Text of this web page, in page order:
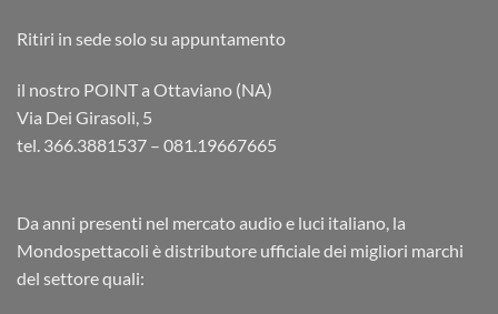
Ritiri in sede solo su appuntamento
il nostro POINT a Ottaviano (NA)
Via Dei Girasoli, 5
tel. 366.3881537 – 081.19667665
Da anni presenti nel mercato audio e luci italiano, la
Mondospettacoli è distributore ufficiale dei migliori marchi
del settore quali: